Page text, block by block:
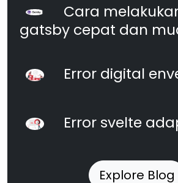
Cara
gatsby cepat dan
Error digital
Error svelte
Explore Blog